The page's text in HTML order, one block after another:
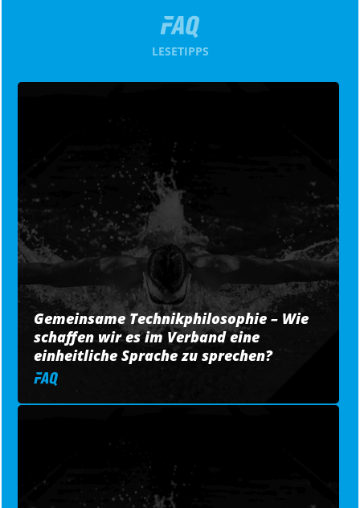
LESETIPPS
Gemeinsame Technikphilosophie – Wie
schaffen wir es im Verband eine
einheitliche Sprache zu sprechen?